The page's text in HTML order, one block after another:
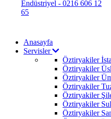
Anasayfa
Servisler
Öztiryakiler
Öztiryakiler
Öztiryakiler
Öztiryakiler
Öztiryakiler
Öztiryakiler
Öztiryakiler